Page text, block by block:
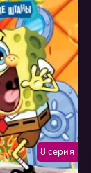
8 серия